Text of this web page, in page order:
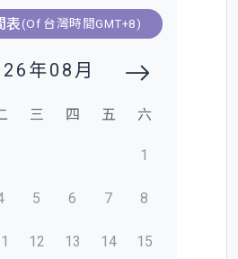
表(Of 台灣時間GMT+8)
年08月
三 四 五 六
1
5 6 7 8
12 13 14 15